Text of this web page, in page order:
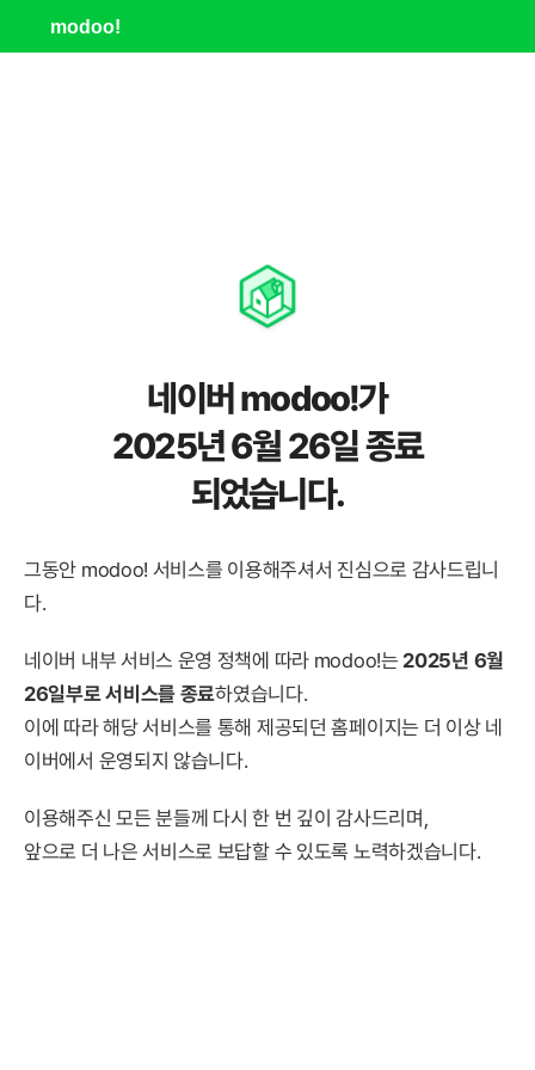
modoo!
네이버 modoo!가
2025년 6월 26일 종료
되었습니다.
그동안 modoo! 서비스를 이용해주셔서 진심으로 감사드립니
다.
네이버 내부 서비스 운영 정책에 따라 modoo!는 2025년 6월
26일부로 서비스를 종료하였습니다.
이에 따라 해당 서비스를 통해 제공되던 홈페이지는 더 이상 네
이버에서 운영되지 않습니다.
이용해주신 모든 분들께 다시 한 번 깊이 감사드리며,
앞으로 더 나은 서비스로 보답할 수 있도록 노력하겠습니다.